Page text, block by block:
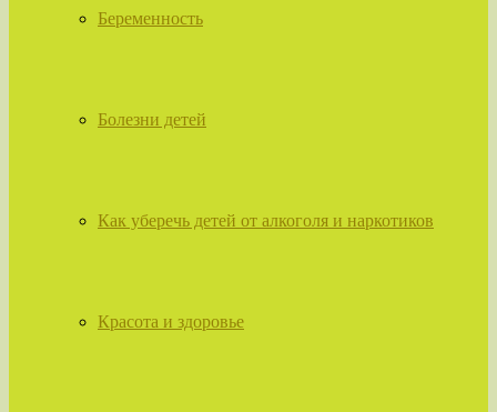
Беременность
Болезни детей
Как уберечь детей от алкоголя и наркотиков
Красота и здоровье